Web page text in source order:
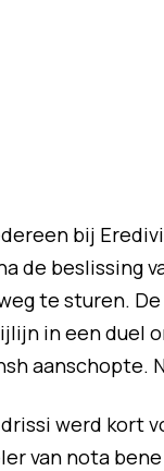
bij
de beslissing
te sturen.
in een duel
aanschopte.
werd kort
van nota